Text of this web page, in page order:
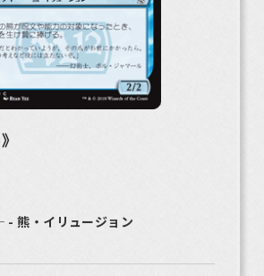
- 熊・イリュージョン